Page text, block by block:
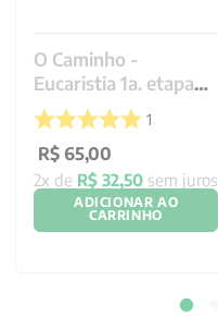
O Caminho -
Eucaristia 1a. etapa
catequista
1
R$ 65,00
2x de R$ 32,50 sem juros
ADICIONAR AO
CARRINHO